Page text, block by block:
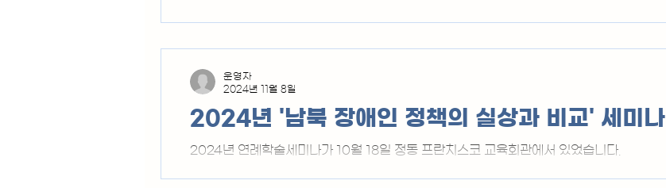
란치스코 교육회관에서 있었습니다.
2024년 '남북 장애인 정책의 실상과 비교' 세미나
2024년 연례학술세미나가 10월 18일 정동 프란치스코 교육회관에서 있었습니다.
운영자
2024년 11월 8일